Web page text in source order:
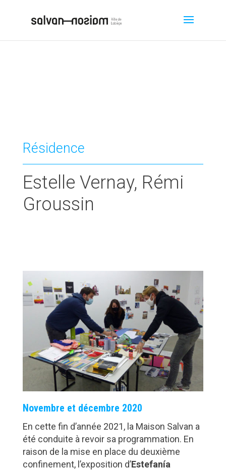
Résidence
Estelle Vernay, Rémi
Groussin
Novembre et décembre 2020
En cette fin d’année 2021, la Maison Salvan a
été conduite à revoir sa programmation. En
raison de la mise en place du deuxième
confinement, l’exposition d’Estefanía